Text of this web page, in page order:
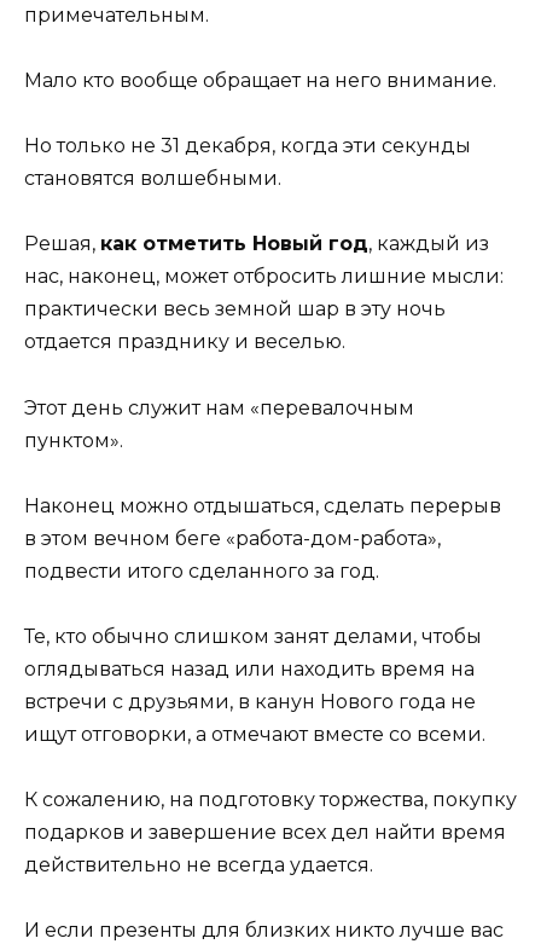
примечательным.
Мало кто вообще обращает на него внимание.
Но только не 31 декабря, когда эти секунды
становятся волшебными.
Решая, как отметить Новый год, каждый из
нас, наконец, может отбросить лишние мысли:
практически весь земной шар в эту ночь
отдается празднику и веселью.
Этот день служит нам «перевалочным
пунктом».
Наконец можно отдышаться, сделать перерыв
в этом вечном беге «работа-дом-работа»,
подвести итого сделанного за год.
Те, кто обычно слишком занят делами, чтобы
оглядываться назад или находить время на
встречи с друзьями, в канун Нового года не
ищут отговорки, а отмечают вместе со всеми.
К сожалению, на подготовку торжества, покупку
подарков и завершение всех дел найти время
действительно не всегда удается.
И если презенты для близких никто лучше вас